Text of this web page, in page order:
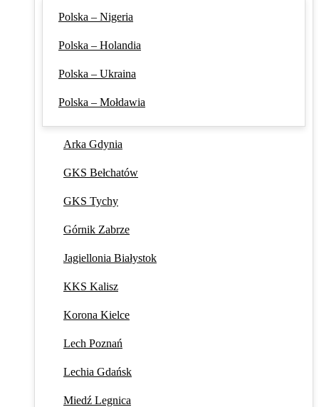
Polska – Nigeria
Polska – Holandia
Polska – Ukraina
Polska – Mołdawia
Arka Gdynia
GKS Bełchatów
GKS Tychy
Górnik Zabrze
Jagiellonia Białystok
KKS Kalisz
Korona Kielce
Lech Poznań
Lechia Gdańsk
Miedź Legnica